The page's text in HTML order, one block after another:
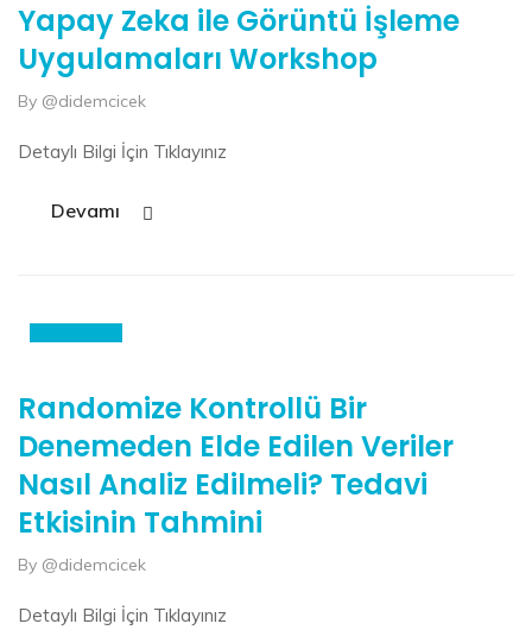
Yapay Zeka ile Görüntü İşleme
Uygulamaları Workshop
By @didemcicek
Detaylı Bilgi İçin Tıklayınız
Devamı
Randomize Kontrollü Bir
Denemeden Elde Edilen Veriler
Nasıl Analiz Edilmeli? Tedavi
Etkisinin Tahmini
By @didemcicek
Detaylı Bilgi İçin Tıklayınız